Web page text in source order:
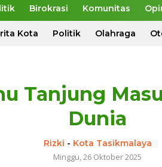
Birokrasi Komunitas
Kota Politik Olahraga
Tanjung
Dunia
Rizki - Kota Tasikmalaya
Minggu, 26 Oktober 2025